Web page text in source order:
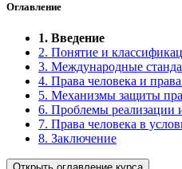
Оглавление
1. Введение
2. Понятие и
3. Международные
4. Права человека и
5. Механизмы защиты
6. Проблемы реализации
7. Права человека в
8. Заключение